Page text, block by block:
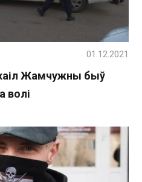
Жамчужны быў
волі
01.12.2021